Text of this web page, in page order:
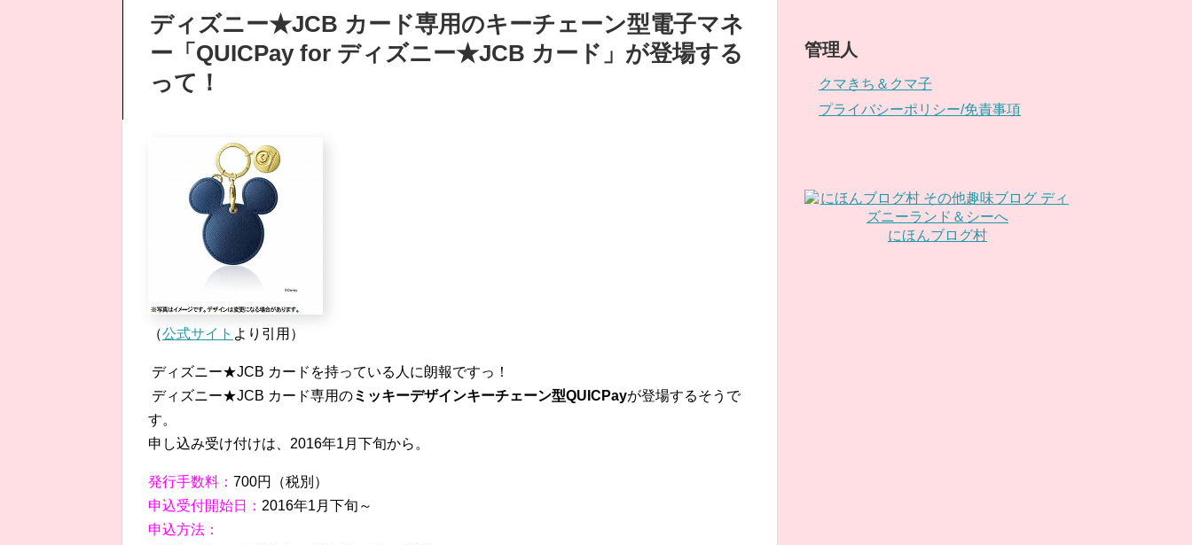
ディズニー★JCB カード専用のキーチェーン型電子マネ
ー「QUICPay for ディズニー★JCB カード」が登場する
って！
（公式サイト より引用）
ディズニー★JCB カードを持っている人に朗報ですっ！
ディズニー★JCB カード専用のミッキーデザインキーチェーン型QUICPayが登場するそうで
す。
申し込み受け付けは、2016年1月下旬から。
発行手数料： 700円（税別）
申込受付開始日： 2016年1月下旬～
申込方法：
管理人
クマきち＆クマ子
プライバシーポリシー/免責事項
にほんブログ村